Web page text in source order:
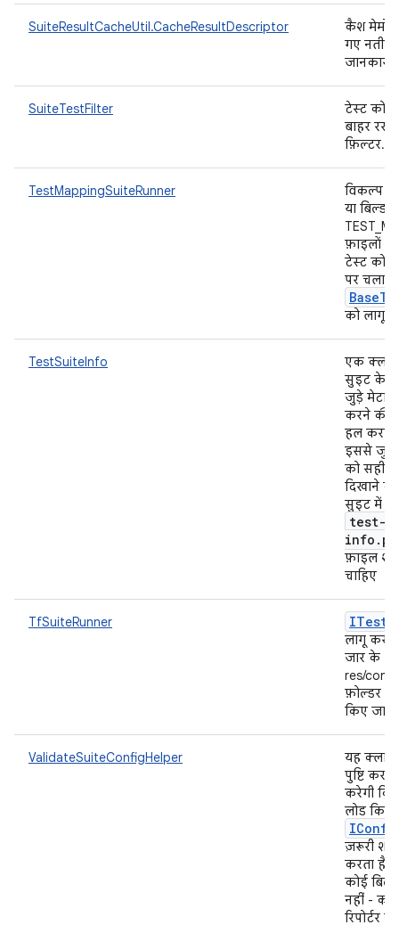
SuiteResultCacheUtil.CacheResultDescriptor
कैश
गए
जानकारी.
SuiteTestFilter
टेस्ट को
बाहर
फ़िल्टर.
TestMappingSuiteRunner
विकल्प
या बिल्ड से
फ़ाइलों में
टेस्ट को,
पर चलाने
Base
को लागू
TestSuiteInfo
एक
सुइट के
जुड़े
करने की
हल करती
इससे जुड़ी
को सही
दिखाने के
सुइट में
test-
फ़ाइल
चाहिए
TfSuiteRunner ITest
लागू
जार के
res/
फ़ोल्डर से
किए
ValidateSuiteConfigHelper
यह
पुष्टि
करेगी
लोड किया
ज़रूरी
करता है
कोई बिल्ड
नहीं -
रिपोर्टर